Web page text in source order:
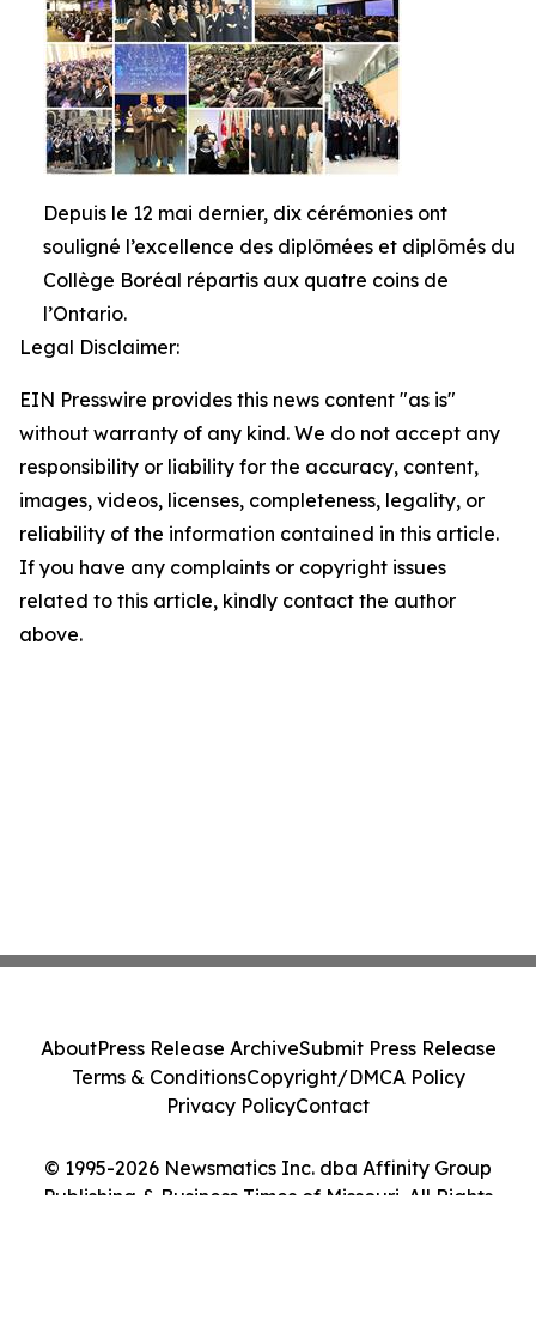
Depuis le 12 mai dernier, dix cérémonies ont
souligné l’excellence des diplômées et diplômés du
Collège Boréal répartis aux quatre coins de
l’Ontario.
Legal Disclaimer:
EIN Presswire provides this news content "as is"
without warranty of any kind. We do not accept any
responsibility or liability for the accuracy, content,
images, videos, licenses, completeness, legality, or
reliability of the information contained in this article.
If you have any complaints or copyright issues
related to this article, kindly contact the author
above.
© 1995-2026 Newsmatics Inc. dba Affinity Group
Publishing & Business Times of Missouri. All Rights
AboutPress Release ArchiveSubmit Press Release
Terms & ConditionsCopyright/DMCA Policy
Privacy PolicyContact